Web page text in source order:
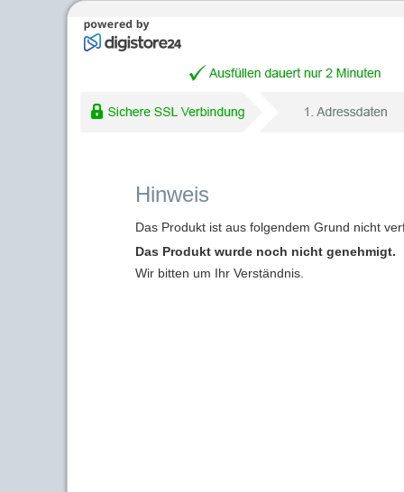
Hinweis
Das Produkt ist aus folgendem Grund nicht
Das Produkt wurde noch nicht genehmigt.
Wir bitten um Ihr Verständnis.